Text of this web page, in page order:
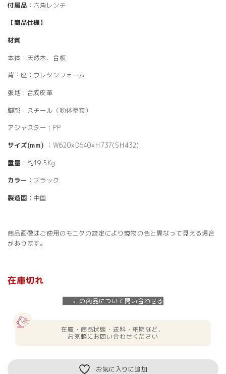
付属品 ：六角レンチ
【商品仕様】
材質
本体：天然木、合板
背・座：ウレタンフォーム
張地：合成皮革
脚部：スチール（粉体塗装）
アジャスター：PP
サイズ(mm) ：W620xD640xH737(SH432)
重量 ：約19.5Kg
カラー ：ブラック
製造国 ：中国
商品画像はご使用のモニタの設定により現物の色と異なって見える場合
があります。
在庫切れ
この商品について問い合わせる
在庫・商品状態・送料・納期など、
お気軽にお問い合わせください
お気に入りに追加